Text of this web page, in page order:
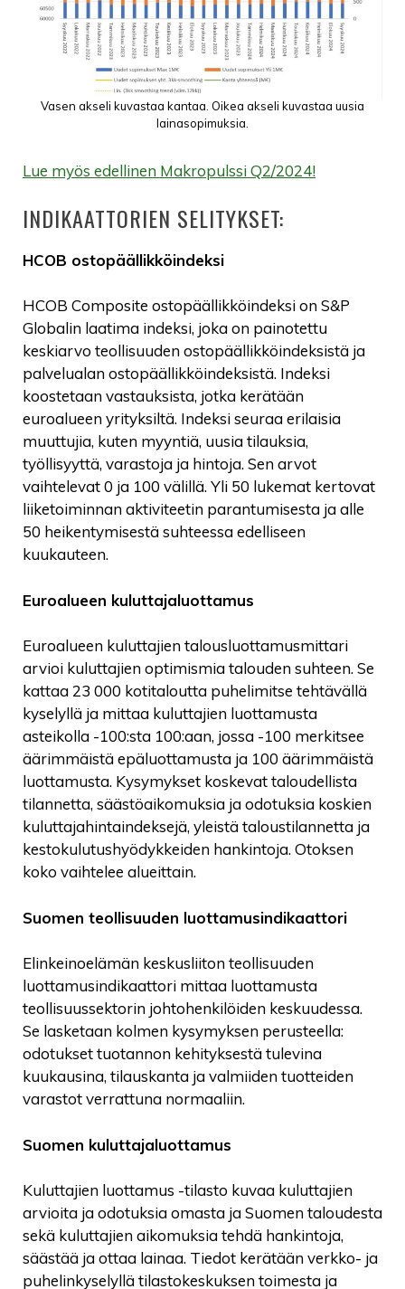
Vasen akseli kuvastaa kantaa. Oikea akseli kuvastaa uusia
lainasopimuksia.
Lue myös edellinen Makropulssi Q2/2024!
INDIKAATTORIEN SELITYKSET:
HCOB ostopäällikköindeksi
HCOB Composite ostopäällikköindeksi on S&P
Globalin laatima indeksi, joka on painotettu
keskiarvo teollisuuden ostopäällikköindeksistä ja
palvelualan ostopäällikköindeksistä. Indeksi
koostetaan vastauksista, jotka kerätään
euroalueen yrityksiltä. Indeksi seuraa erilaisia
muuttujia, kuten myyntiä, uusia tilauksia,
työllisyyttä, varastoja ja hintoja. Sen arvot
vaihtelevat 0 ja 100 välillä. Yli 50 lukemat kertovat
liiketoiminnan aktiviteetin parantumisesta ja alle
50 heikentymisestä suhteessa edelliseen
kuukauteen.
Euroalueen kuluttajaluottamus
Euroalueen kuluttajien talousluottamusmittari
arvioi kuluttajien optimismia talouden suhteen. Se
kattaa 23 000 kotitaloutta puhelimitse tehtävällä
kyselyllä ja mittaa kuluttajien luottamusta
asteikolla -100:sta 100:aan, jossa -100 merkitsee
äärimmäistä epäluottamusta ja 100 äärimmäistä
luottamusta. Kysymykset koskevat taloudellista
tilannetta, säästöaikomuksia ja odotuksia koskien
kuluttajahintaindeksejä, yleistä taloustilannetta ja
kestokulutushyödykkeiden hankintoja. Otoksen
koko vaihtelee alueittain.
Suomen teollisuuden luottamusindikaattori
Elinkeinoelämän keskusliiton teollisuuden
luottamusindikaattori mittaa luottamusta
teollisuussektorin johtohenkilöiden keskuudessa.
Se lasketaan kolmen kysymyksen perusteella:
odotukset tuotannon kehityksestä tulevina
kuukausina, tilauskanta ja valmiiden tuotteiden
varastot verrattuna normaaliin.
Suomen kuluttajaluottamus
Kuluttajien luottamus -tilasto kuvaa kuluttajien
arvioita ja odotuksia omasta ja Suomen taloudesta
sekä kuluttajien aikomuksia tehdä hankintoja,
säästää ja ottaa lainaa. Tiedot kerätään verkko- ja
puhelinkyselyllä tilastokeskuksen toimesta ja